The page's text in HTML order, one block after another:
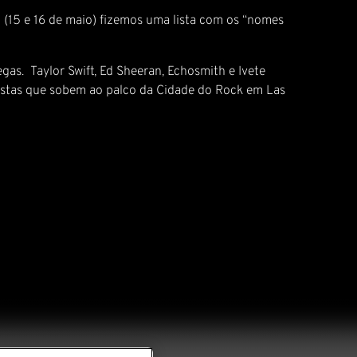
e 16 de maio) fizemos uma lista com os “nomes
Taylor Swift, Ed Sheeran, Echosmith e Ivete
que sobem ao palco da Cidade do Rock em Las